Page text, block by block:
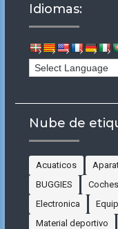
Idiomas:
Nube de
Acuaticos
BUGGIES
Coches
Electronica
Material deportivo